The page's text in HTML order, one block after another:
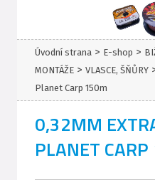
Úvodní strana > E-shop >
MONTÁŽE > VLASCE, ŠŇŮRY
Planet Carp 150m
0,32MM
PLANET